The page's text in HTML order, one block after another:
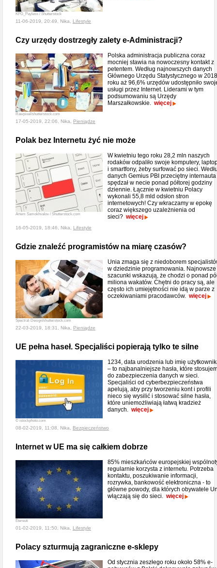
KPG_Payless / Shutterstock
11-06-2019, 20:49, Nika, Lifestyle
Czy urzędy dostrzegły zalety e-Administracji?
Rawpixel/shutterstock.com
Polska administracja publiczna coraz
mocniej stawia na nowoczesny kontakt z
petentem. Według najnowszych danych
Głównego Urzędu Statystycznego w 2018
roku aż 96,6% urzędów udostępniło
usługi przez Internet. Liderami w tym
podsumowaniu są Urzędy
Marszałkowskie. więcej
17-05-2019, 22:06, Nika, Pieniądze
Polak bez Internetu żyć nie może
Artem Samokhvalov / Shutterstock.com
W kwietniu tego roku 28,2 mln naszych
rodaków odpaliło swoje komputery,
i smartfony, żeby surfować po sieci.
danych Gemius PBI przeciętny internauta
spędzał w necie ponad półtorej godziny
dziennie. Łącznie w kwietniu Polacy
wykonali 55,8 mld odsłon stron
internetowych! Czy wkraczamy w epokę
coraz większego uzależnienia od
sieci? więcej
16-05-2019, 18:46, Nika, Lifestyle
Gdzie znaleźć programistów na miarę czasów?
Spectral-Design/shutterstock.com
Unia zmaga się z niedoborem
w dziedzinie programowania. Najnowsze
szacunki wskazują, że chodzi o ponad
miliona wakatów. Chętni do pracy są, ale
często ich umiejętności nie idą w parze z
oczekiwaniami pracodawców. więcej
22-03-2019, 18:31, Nika, Pieniądze
UE pełna haseł. Specjaliści popierają tylko te silne
© istockphoto.com
1234, data urodzenia lub imię
– to najbanalniejsze hasła, które
do zabezpieczenia danych w sieci.
Specjaliści od cyberbezpieczeństwa
apelują, aby przy tworzeniu kont i profili
nieco się wysilić i stosować silne hasła,
które uniemożliwiają łatwą kradzież
danych. więcej
08-02-2019, 11:08, Nika, Bezpieczeństwo
Internet w UE ma się całkiem dobrze
Etereuti
85% mieszkańców europejskiej
regularnie korzysta z internetu. Potrzeba
kontaktu, poszukiwanie informacji,
rozrywka, bankowość elektroniczna - to
główne powody, dla których obywatele
włączają się do sieci. więcej
01-02-2019, 11:50, Nika, Lifestyle
Polacy szturmują zagraniczne e-sklepy
Od stycznia zeszłego roku około 58% e-